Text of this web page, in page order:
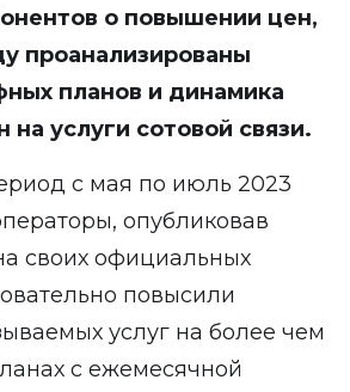
о повышении цен,
проанализированы
планов и динамика
на услуги сотовой связи.
с мая по июль 2023
опубликовав
своих официальных
повысили
услуг на более чем
с ежемесячной